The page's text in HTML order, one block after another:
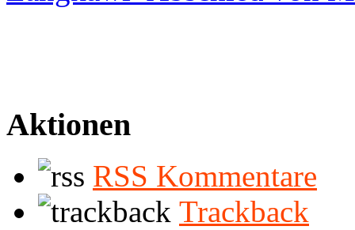
Aktionen
RSS Kommentare
Trackback